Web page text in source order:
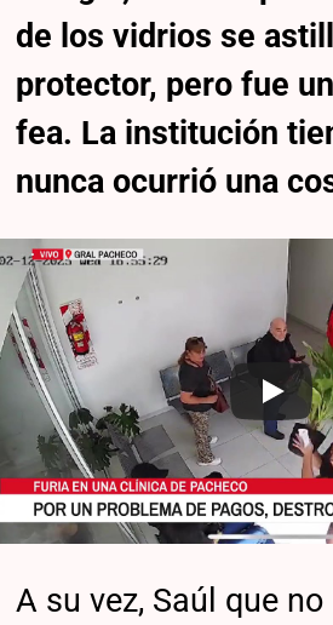
de los vidrios se
protector, pero fue
fea. La institución
nunca ocurrió una
A su vez, Saúl que